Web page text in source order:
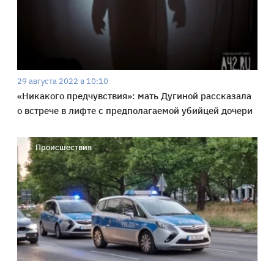
29 августа 2022 в 10:10
«Никакого предчувствия»: мать Дугиной рассказала
о встрече в лифте с предполагаемой убийцей дочери
Происшествия